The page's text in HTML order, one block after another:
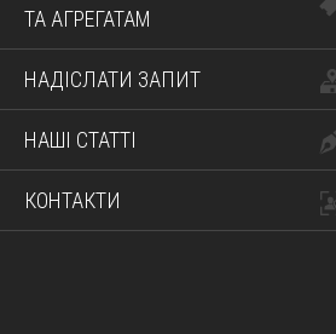
ТА АГРЕГАТАМ
НАДІСЛАТИ ЗАПИТ
НАШІ СТАТТІ
КОНТАКТИ